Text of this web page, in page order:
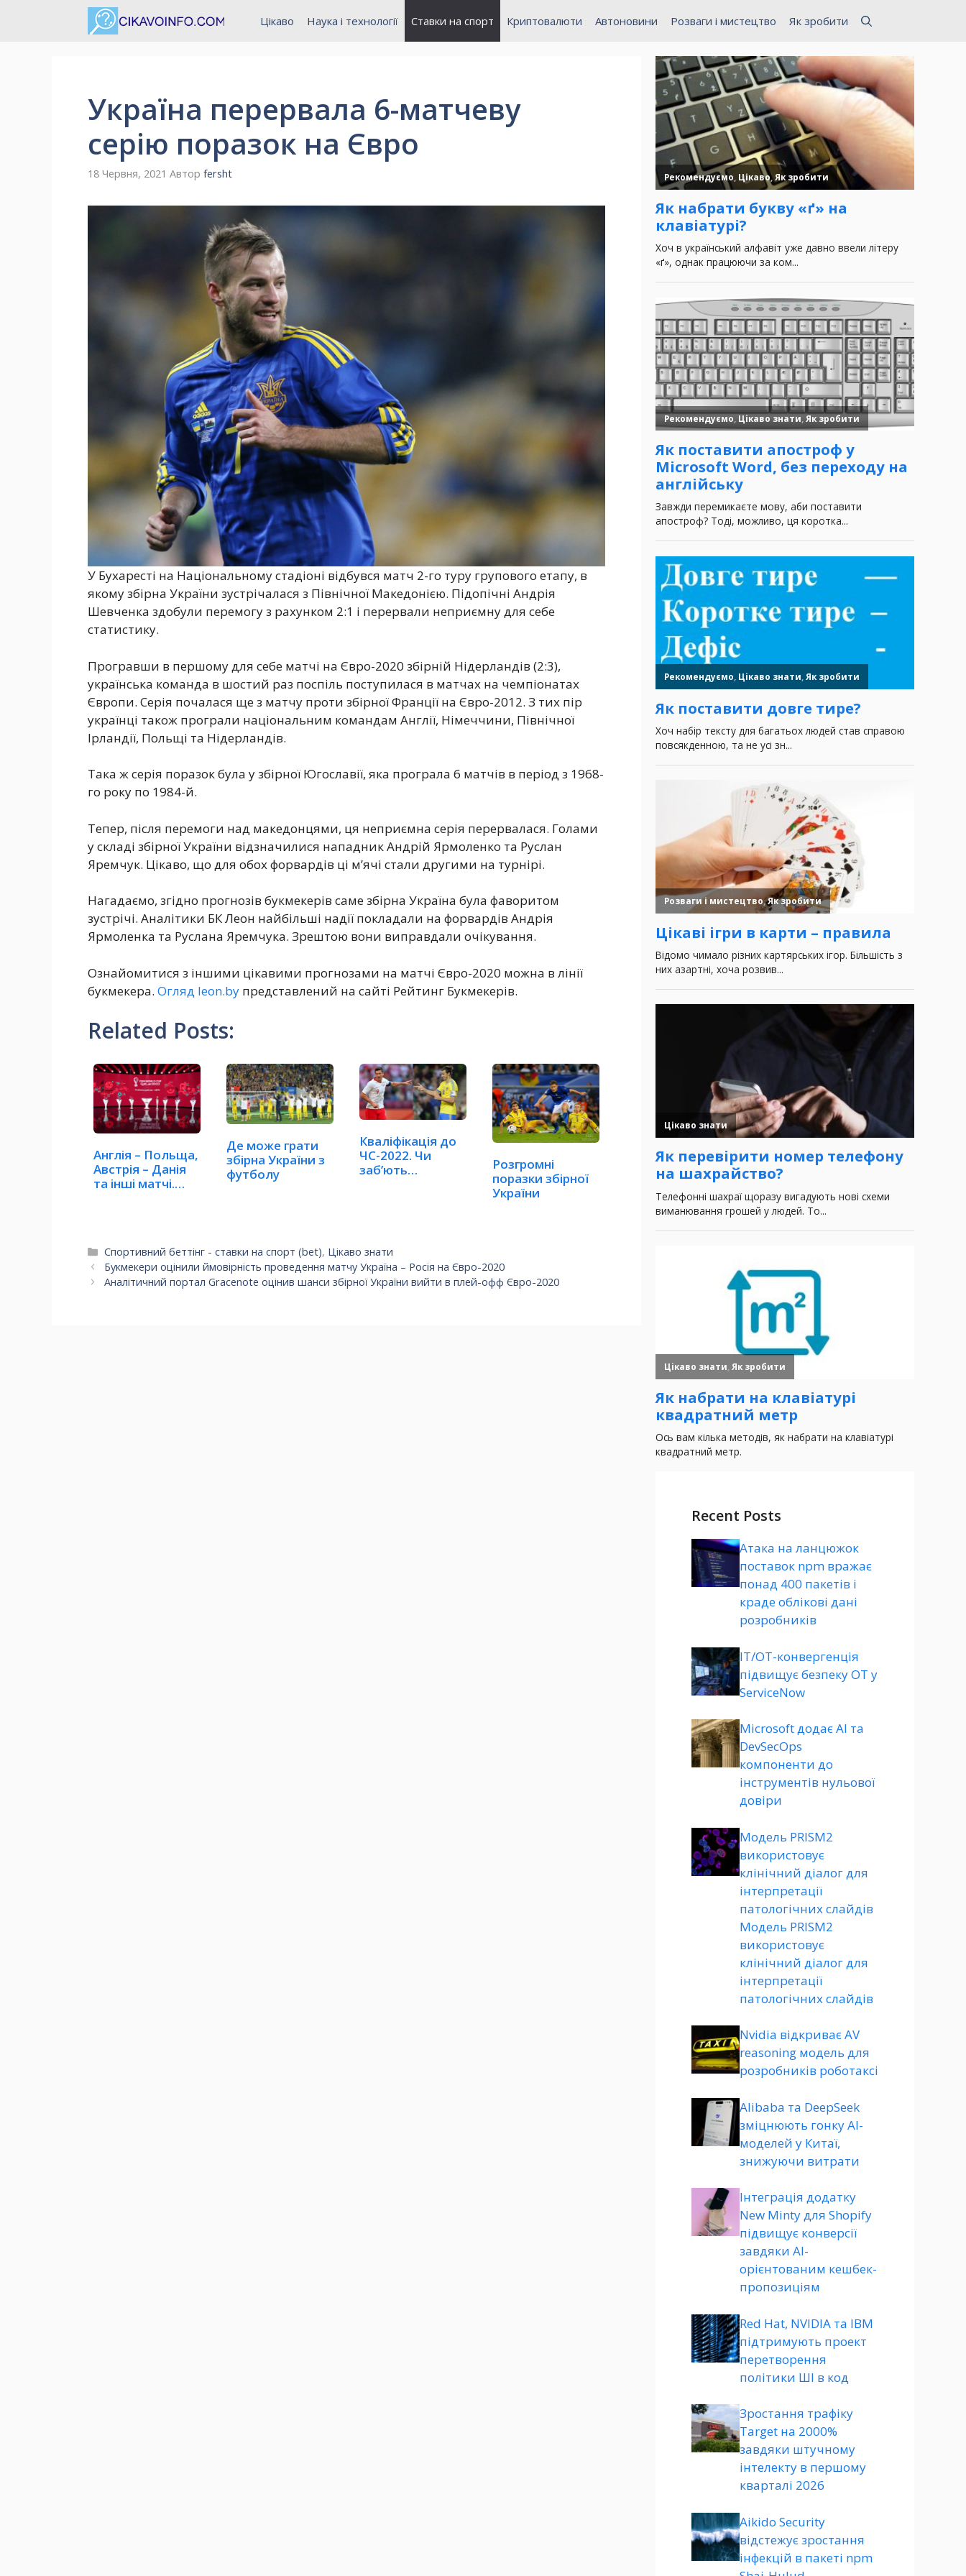
Цікаво Наука і технології Ставки на спорт Криптовалюти Автоновини Розваги і мистецтво Як зробити
Україна перервала 6-матчеву
серію поразок на Євро
18 Червня, 2021 Автор fersht
У Бухаресті на Національному стадіоні відбувся матч 2-го туру групового етапу, в
якому збірна України зустрічалася з Північної Македонією. Підопічні Андрія
Шевченка здобули перемогу з рахунком 2:1 і перервали неприємну для себе
статистику.
Програвши в першому для себе матчі на Євро-2020 збірній Нідерландів (2:3),
українська команда в шостий раз поспіль поступилася в матчах на чемпіонатах
Європи. Серія почалася ще з матчу проти збірної Франції на Євро-2012. З тих пір
українці також програли національним командам Англії, Німеччини, Північної
Ірландії, Польщі та Нідерландів.
Така ж серія поразок була у збірної Югославії, яка програла 6 матчів в період з 1968-
го року по 1984-й.
Тепер, після перемоги над македонцями, ця неприємна серія перервалася. Голами
у складі збірної України відзначилися нападник Андрій Ярмоленко та Руслан
Яремчук. Цікаво, що для обох форвардів ці м’ячі стали другими на турнірі.
Нагадаємо, згідно прогнозів букмекерів саме збірна Україна була фаворитом
зустрічі. Аналітики БК Леон найбільші надії покладали на форвардів Андрія
Ярмоленка та Руслана Яремчука. Зрештою вони виправдали очікування.
Ознайомитися з іншими цікавими прогнозами на матчі Євро-2020 можна в лінії
букмекера. Огляд leon.by представлений на сайті Рейтинг Букмекерів.
Related Posts:
Англія – Польща,
Австрія – Данія
та інші матчі.…
Де може грати
збірна України з
футболу
Кваліфікація до
ЧС-2022. Чи
заб’ють
Розгромні
поразки збірної
України
Категорії
Спортивний беттінг - ставки на спорт (bet), Цікаво знати
Букмекери оцінили ймовірність проведення матчу Україна – Росія на Євро-2020
Аналітичний портал Gracenote оцінив шанси збірної України вийти в плей-офф Євро-2020
Recent Posts
Атака на ланцюжок
поставок npm вражає
понад 400 пакетів і
краде облікові дані
розробників
ІТ/ОТ-конвергенція
підвищує безпеку ОТ у
ServiceNow
Microsoft додає AI та
DevSecOps
компоненти до
інструментів нульової
довіри
Модель PRISM2
використовує
клінічний діалог для
інтерпретації
патологічних слайдів
Модель PRISM2
використовує
клінічний діалог для
інтерпретації
патологічних слайдів
Nvidia відкриває AV
reasoning модель для
розробників роботаксі
Alibaba та DeepSeek
зміцнюють гонку AI-
моделей у Китаї,
знижуючи витрати
Інтеграція додатку
New Minty для Shopify
підвищує конверсії
завдяки AI-
орієнтованим кешбек-
пропозиціям
Red Hat, NVIDIA та IBM
підтримують проект
перетворення
політики ШІ в код
Зростання трафіку
Target на 2000%
завдяки штучному
інтелекту в першому
кварталі 2026
Aikido Security
відстежує зростання
інфекцій в пакеті npm